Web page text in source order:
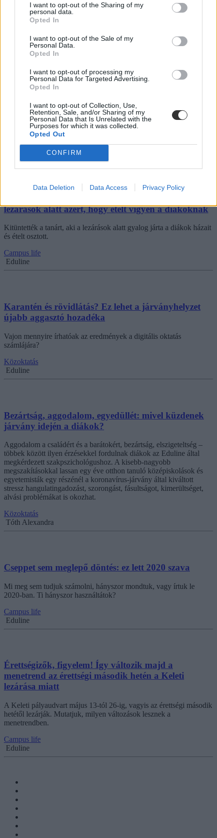
I want to opt-out of the Sharing of my
personal data.
Opted In
I want to opt-out of the Sale of my
Personal Data.
Opted In
I want to opt-out of processing my
Personal Data for Targeted Advertising.
Opted In
I want to opt-out of Collection, Use,
Retention, Sale, and/or Sharing of my
Personal Data that Is Unrelated with the
Purposes for which it was collected.
Opted Out
CONFIRM
Data Deletion Data Access Privacy Policy
Bezártak egy játszóteret Fejér vármegyében, mert túl
A bírói végzés azt is kimondja, hogy az újranyitás felvétele egy 10
millió forint értékű zajvédő fal felépítése lenne.
Közoktatás
lezárások alatt azért, hogy ételt vigyen a diákoknak
Kitüntették a tanárt, aki a lezárások alatt gyalog járta a diákok házait
és ételt osztott.
Campus life
Eduline
Karantén és rövidlátás? Ez lehet a járványhelyzet
újabb aggasztó hozadéka
Vajon mennyire írhatóak az eredmények a digitális oktatás
számlájára?
Közoktatás
Eduline
Bezártság, aggodalom, egyedüllét: mivel küzdenek
járvány idején a diákok?
Aggodalom a családért és a barátokért, bezártság, elszigeteltség –
többek között ilyen érzésekkel fordulnak diákok az Eduline által
megkérdezett szakpszichológushoz. A kisebb-nagyobb
megszakításokkal lassan egy éve otthon tanuló középiskolások és
egyetemisták egy részénél a koronavírus-járvány által kiváltott
stressz hangulatingadozást, szorongást, fásultságot, kimerültséget,
alvási problémákat is okozhat.
Közoktatás
Tóth Alexandra
Cseppet sem meglepő döntés: ez lett 2020 szava
Mi meg sem tudjuk számolni, hányszor mondtuk, vagy írtuk le
2020-ban. Ti hányszor használtátok?
Campus life
Eduline
Érettségizők, figyelem! Így változik majd a
menetrend az érettségi második hetén a Keleti
lezárása miatt
​A Keleti pályaudvart május 13-tól 26-ig, vagyis az érettségi második
hetétől lezárják. Mutatjuk, milyen változások lesznek a
menetrendben.
Campus life
Eduline